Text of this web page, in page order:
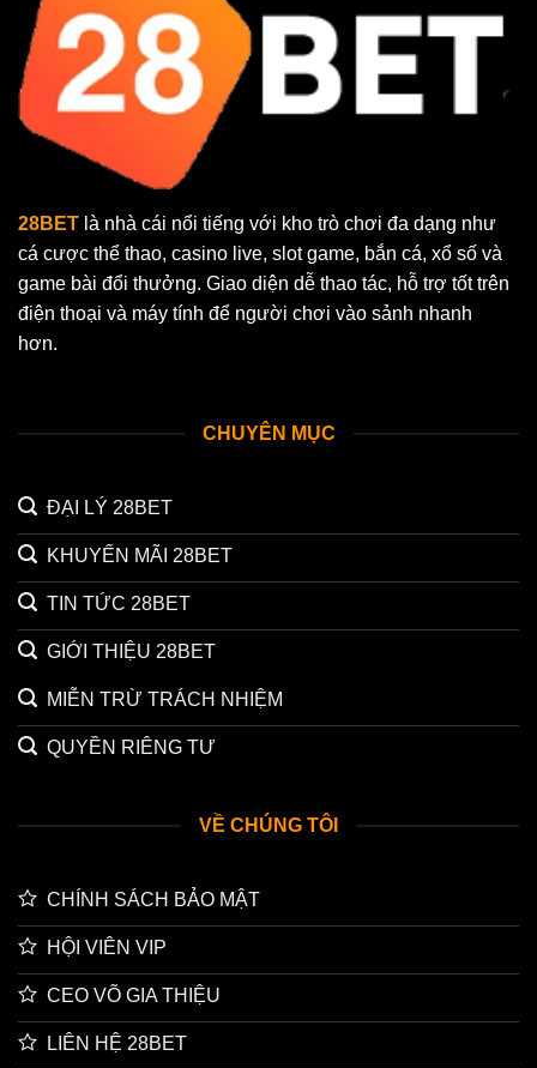
28BET là nhà cái nổi tiếng với kho trò chơi đa dạng như
cá cược thể thao, casino live, slot game, bắn cá, xổ số và
game bài đổi thưởng. Giao diện dễ thao tác, hỗ trợ tốt trên
điện thoại và máy tính để người chơi vào sảnh nhanh
hơn.
CHUYÊN MỤC
ĐẠI LÝ 28BET
KHUYẾN MÃI 28BET
TIN TỨC 28BET
GIỚI THIỆU 28BET
MIỄN TRỪ TRÁCH NHIỆM
QUYỀN RIÊNG TƯ
VỀ CHÚNG TÔI
CHÍNH SÁCH BẢO MẬT
HỘI VIÊN VIP
CEO VÕ GIA THIỆU
LIÊN HỆ 28BET